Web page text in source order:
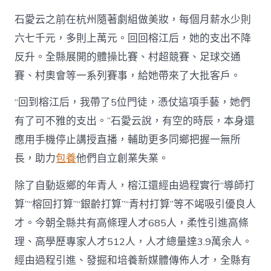
石愛云之前在杭州隨著劇組做美妝，每個月薪水少則
六七千元，多則上萬元。回回榕江后，她的支出不降
反升。全縣展開的體操比賽、村超競賽、足球交通
賽、村奧會等一系列賽事，給她帶來了大批客戶。
“回到榕江后，我帶了5位門徒，憑仗這項手藝，她們
有了可不雅的支出。”石愛云說，有空的時辰，本身還
應用手機停止講授直播，輔助更多同鄉把握一無所
長，助力包養他們自立創業失業。
除了自動返鄉的年青人，榕江還經由過程實行“導師打
算”“榕回打算”“銀齡打算”“青村打算”等不竭吸引優良人
才。今朝全縣共有高條理人才685人，柔性引進高條
理、高學歷專家人才512人，人才總量達3.9萬余人。
經由過程引進、發掘和培養新媒體傳佈人才，全縣有